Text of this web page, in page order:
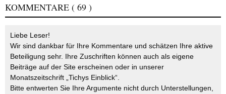
KOMMENTARE ( 69 )
Liebe Leser!
Wir sind dankbar für Ihre Kommentare und schätzen Ihre aktive
Beteiligung sehr. Ihre Zuschriften können auch als eigene
Beiträge auf der Site erscheinen oder in unserer
Monatszeitschrift „Tichys Einblick“.
Bitte entwerten Sie Ihre Argumente nicht durch Unterstellungen,